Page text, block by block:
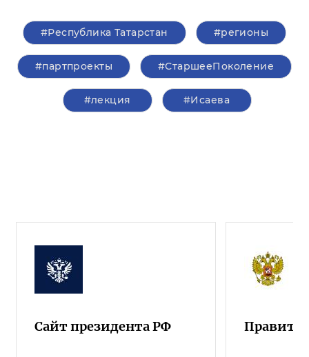
#Республика Татарстан #регионы
#партпроекты #СтаршееПоколение
#лекция #Исаева
Сайт президента РФ